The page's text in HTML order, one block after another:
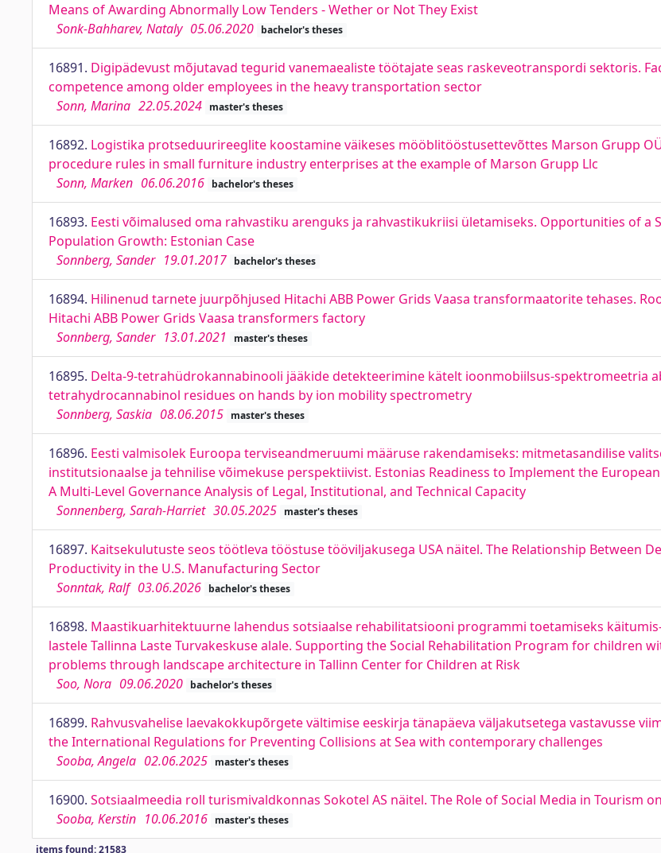
Means of Awarding Abnormally Low Tenders - Wether or Not They Exist
Sonk-Bahharev, Nataly 05.06.2020 bachelor's theses
16891. Digipädevust mõjutavad tegurid vanemaealiste töötajate seas raskeveotranspordi sektoris.
competence among older employees in the heavy transportation sector
Sonn, Marina 22.05.2024 master's theses
16892. Logistika protseduurireeglite koostamine väikeses mööblitööstusettevõttes Marson Grupp
procedure rules in small furniture industry enterprises at the example of Marson Grupp Llc
Sonn, Marken 06.06.2016 bachelor's theses
16893. Eesti võimalused oma rahvastiku arenguks ja rahvastikukriisi ületamiseks. Opportunities of a
Population Growth: Estonian Case
Sonnberg, Sander 19.01.2017 bachelor's theses
16894. Hilinenud tarnete juurpõhjused Hitachi ABB Power Grids Vaasa transformaatorite tehases.
Hitachi ABB Power Grids Vaasa transformers factory
Sonnberg, Sander 13.01.2021 master's theses
16895. Delta-9-tetrahüdrokannabinooli jääkide detekteerimine kätelt ioonmobiilsus-spektromeetria
tetrahydrocannabinol residues on hands by ion mobility spectrometry
Sonnberg, Saskia 08.06.2015 master's theses
16896. Eesti valmisolek Euroopa terviseandmeruumi määruse rakendamiseks: mitmetasandilise
institutsionaalse ja tehnilise võimekuse perspektiivist. Estonias Readiness to Implement the
A Multi-Level Governance Analysis of Legal, Institutional, and Technical Capacity
Sonnenberg, Sarah-Harriet 30.05.2025 master's theses
16897. Kaitsekulutuste seos töötleva tööstuse tööviljakusega USA näitel. The Relationship Between
Productivity in the U.S. Manufacturing Sector
Sonntak, Ralf 03.06.2026 bachelor's theses
16898. Maastikuarhitektuurne lahendus sotsiaalse rehabilitatsiooni programmi toetamiseks
lastele Tallinna Laste Turvakeskuse alale. Supporting the Social Rehabilitation Program for children
problems through landscape architecture in Tallinn Center for Children at Risk
Soo, Nora 09.06.2020 bachelor's theses
16899. Rahvusvahelise laevakokkupõrgete vältimise eeskirja tänapäeva väljakutsetega vastavusse
the International Regulations for Preventing Collisions at Sea with contemporary challenges
Sooba, Angela 02.06.2025 master's theses
16900. Sotsiaalmeedia roll turismivaldkonnas Sokotel AS näitel. The Role of Social Media in Tourism
Sooba, Kerstin 10.06.2016 master's theses
items found: 21583